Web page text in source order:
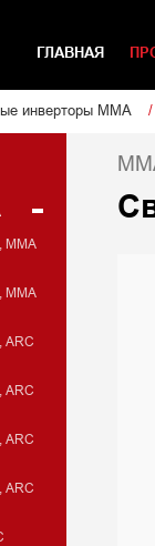
ГЛАВНАЯ
инверторы ММА
MMA
MMA
ARC
ARC
ARC
ARC